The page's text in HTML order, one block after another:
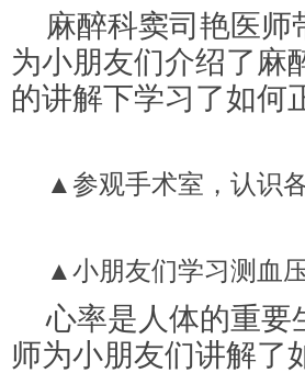
麻醉科窦司艳医
为小朋友们介绍了麻
的讲解下学习了如何
▲参观手术室，认识
▲小朋友们学习测血
心率是人体的重要
师为小朋友们讲解了